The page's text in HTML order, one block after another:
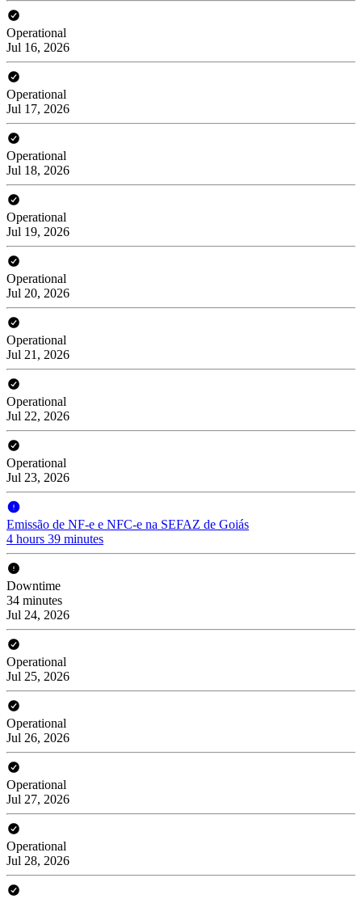
Operational
Jul 16, 2026
Operational
Jul 17, 2026
Operational
Jul 18, 2026
Operational
Jul 19, 2026
Operational
Jul 20, 2026
Operational
Jul 21, 2026
Operational
Jul 22, 2026
Operational
Jul 23, 2026
Emissão de NF-e e NFC-e na SEFAZ de Goiás
4 hours 39 minutes
Downtime
34 minutes
Jul 24, 2026
Operational
Jul 25, 2026
Operational
Jul 26, 2026
Operational
Jul 27, 2026
Operational
Jul 28, 2026